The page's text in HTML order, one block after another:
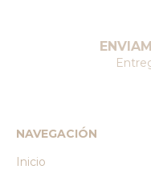
NAVEGACIÓN
Inicio